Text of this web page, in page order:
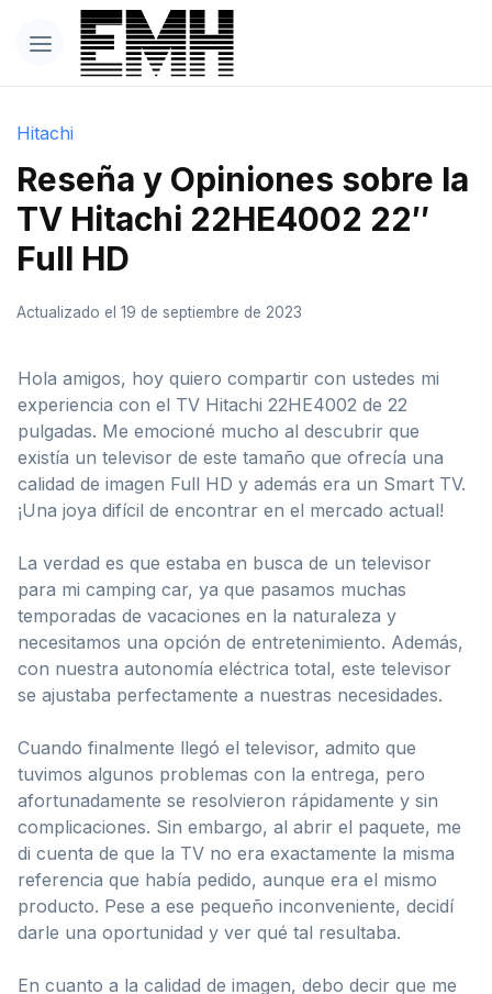
Hitachi
Reseña y Opiniones sobre la
TV Hitachi 22HE4002 22″
Full HD
Actualizado el 19 de septiembre de 2023
Hola amigos, hoy quiero compartir con ustedes mi
experiencia con el TV Hitachi 22HE4002 de 22
pulgadas. Me emocioné mucho al descubrir que
existía un televisor de este tamaño que ofrecía una
calidad de imagen Full HD y además era un Smart TV.
¡Una joya difícil de encontrar en el mercado actual!
La verdad es que estaba en busca de un televisor
para mi camping car, ya que pasamos muchas
temporadas de vacaciones en la naturaleza y
necesitamos una opción de entretenimiento. Además,
con nuestra autonomía eléctrica total, este televisor
se ajustaba perfectamente a nuestras necesidades.
Cuando finalmente llegó el televisor, admito que
tuvimos algunos problemas con la entrega, pero
afortunadamente se resolvieron rápidamente y sin
complicaciones. Sin embargo, al abrir el paquete, me
di cuenta de que la TV no era exactamente la misma
referencia que había pedido, aunque era el mismo
producto. Pese a ese pequeño inconveniente, decidí
darle una oportunidad y ver qué tal resultaba.
En cuanto a la calidad de imagen, debo decir que me